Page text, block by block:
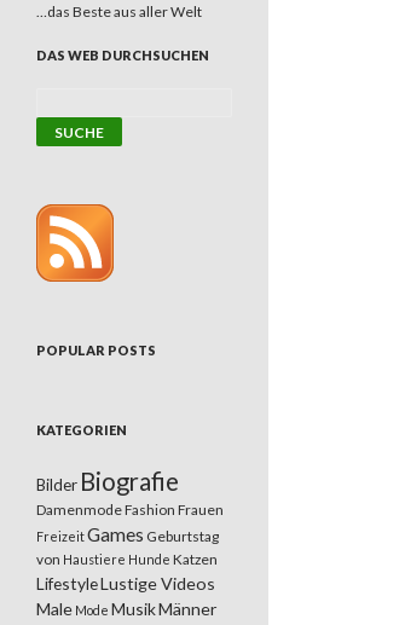
…das Beste aus aller Welt
DAS WEB DURCHSUCHEN
POPULAR POSTS
KATEGORIEN
Bilder Biografie
DamenmodeFashion Frauen
FreizeitGames Geburtstag
von Haustiere Hunde Katzen
LifestyleLustige Videos
Male Mode MusikMänner